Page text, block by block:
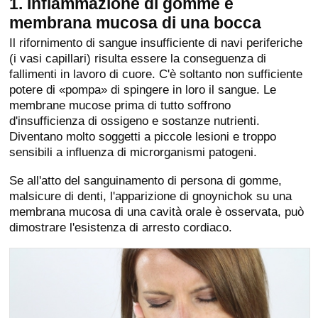
membrana mucosa di una bocca
Il rifornimento di sangue insufficiente di navi periferiche
(i vasi capillari) risulta essere la conseguenza di
fallimenti in lavoro di cuore. C'è soltanto non sufficiente
potere di «pompa» di spingere in loro il sangue. Le
membrane mucose prima di tutto soffrono
d'insufficienza di ossigeno e sostanze nutrienti.
Diventano molto soggetti a piccole lesioni e troppo
sensibili a influenza di microrganismi patogeni.
Se all'atto del sanguinamento di persona di gomme,
malsicure di denti, l'apparizione di gnoynichok su una
membrana mucosa di una cavità orale è osservata, può
dimostrare l'esistenza di arresto cordiaco.